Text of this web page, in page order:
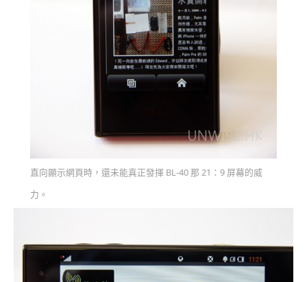
直向顯示網頁時，還未能真正發揮 BL-40 那 21：9 屏幕的威
力。